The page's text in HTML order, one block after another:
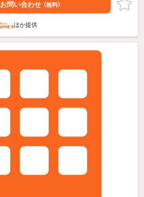
お問い合わせ （無料）
ほか提供